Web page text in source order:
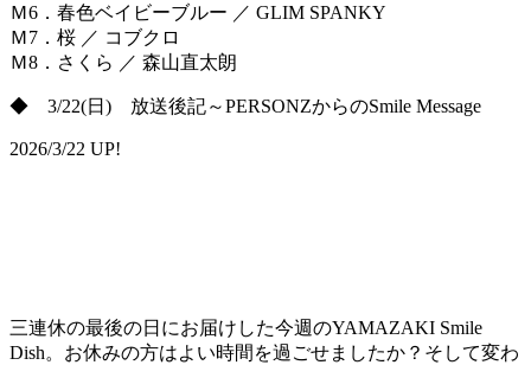
Ｍ6．春色ベイビーブルー ／ GLIM SPANKY
Ｍ7．桜 ／ コブクロ
Ｍ8．さくら ／ 森山直太朗
◆ 3/22(日) 放送後記～PERSONZからのSmile Message
2026/3/22 UP!
三連休の最後の日にお届けした今週のYAMAZAKI Smile
Dish。お休みの方はよい時間を過ごせましたか？そして変わ